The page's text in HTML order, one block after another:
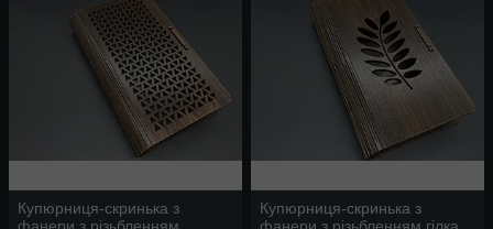
Купюрниця-скринька з
Купюрниця-скринька з